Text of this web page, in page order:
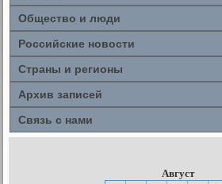
Общество и люди
Российские новости
Страны и регионы
Архив записей
Связь с нами
Август